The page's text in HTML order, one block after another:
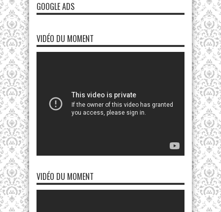
GOOGLE ADS
VIDÉO DU MOMENT
VIDÉO DU MOMENT